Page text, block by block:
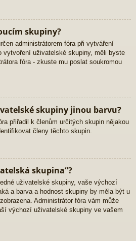
skupiny?
administrátorem fóra při vytváření
vytvoření uživatelské skupiny, měli byste
fóra - zkuste mu poslat soukromou
skupiny jinou barvu?
přiřadil k členům určitých skupin nějakou
členy těchto skupin.
skupina“?
uživatelské skupiny, vaše výchozí
a barva a hodnost skupiny by měla být u
Administrátor fóra vám může
výchozí uživatelské skupiny ve vašem